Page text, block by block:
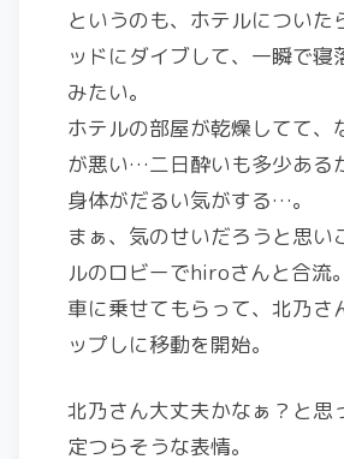
というのも、ホテルについた
ッドにダイブして、一瞬で寝
みたい。
ホテルの部屋が乾燥してて、
が悪い…二日酔いも多少ある
身体がだるい気がする…。
まぁ、気のせいだろうと思い
ルのロビーでhiroさんと合流。
車に乗せてもらって、北乃さ
ップしに移動を開始。
北乃さん大丈夫かなぁ？と思
定つらそうな表情。